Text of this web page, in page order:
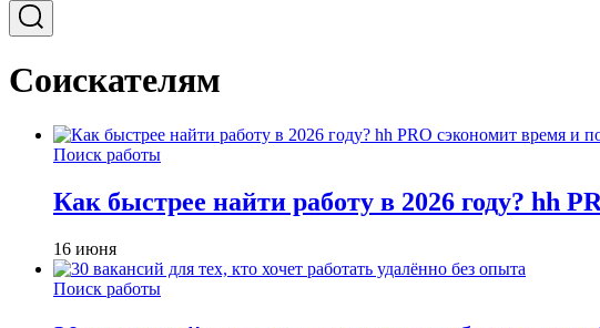
Соискателям
Поиск работы
Как быстрее найти работу в 2026 году? hh
16 июня
Поиск работы